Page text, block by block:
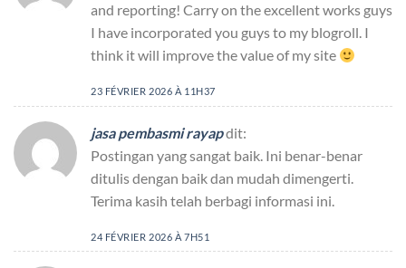
and reporting! Carry on the excellent works guys
I have incorporated you guys to my blogroll. I
think it will improve the value of my site
23 FÉVRIER 2026 À 11H37
jasa pembasmi rayapdit:
Postingan yang sangat baik. Ini benar-benar
ditulis dengan baik dan mudah dimengerti.
Terima kasih telah berbagi informasi ini.
24 FÉVRIER 2026 À 7H51